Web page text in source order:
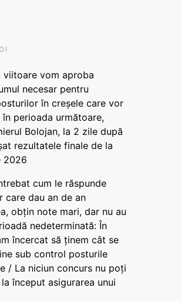
viitoare vom aproba
necesar pentru
în creșele care vor
perioada următoare,
Bolojan, la 2 zile după
rezultatele finale de la
2026
cum le răspunde
care dau an de an
obțin note mari, dar nu au
nedeterminată: În
încercat să ținem cât se
sub control posturile
/ La niciun concurs nu poți
început asigurarea unui